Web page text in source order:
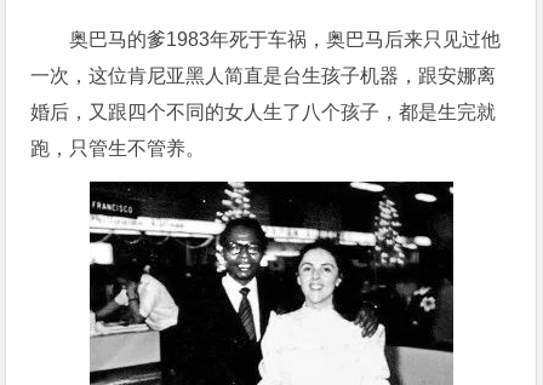
奥巴马的爹1983年死于车祸，奥巴马后来只见过他
一次，这位肯尼亚黑人简直是台生孩子机器，跟安娜离
婚后，又跟四个不同的女人生了八个孩子，都是生完就
跑，只管生不管养。